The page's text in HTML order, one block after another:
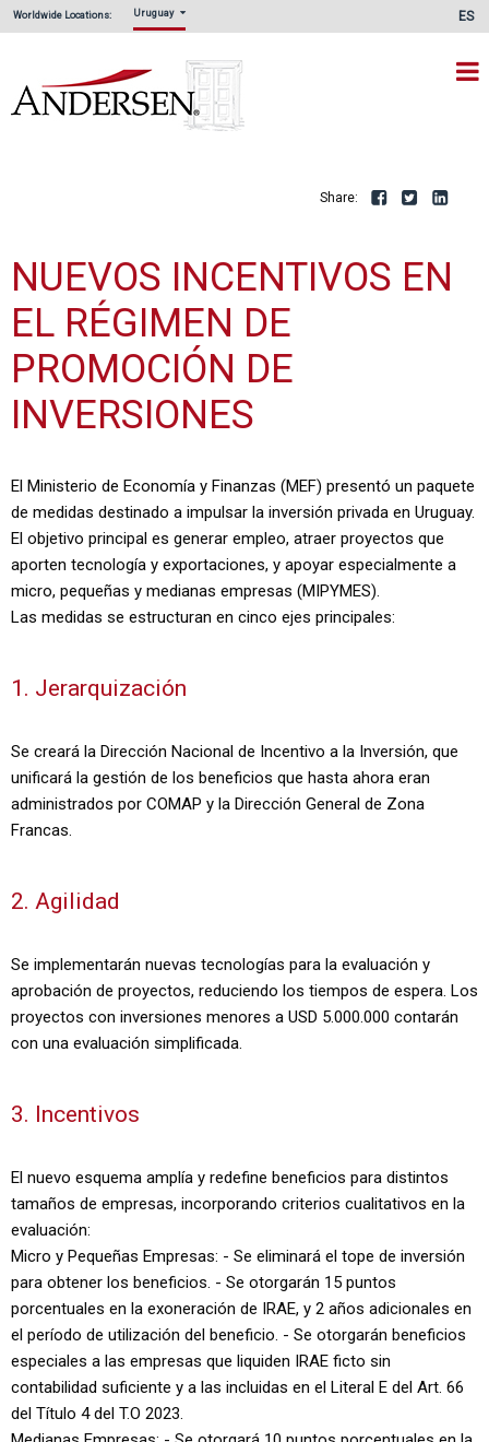
Worldwide Locations: Uruguay ES
Share:
NUEVOS INCENTIVOS EN
EL RÉGIMEN DE
PROMOCIÓN DE
INVERSIONES
El Ministerio de Economía y Finanzas (MEF) presentó un paquete
de medidas destinado a impulsar la inversión privada en Uruguay.
El objetivo principal es generar empleo, atraer proyectos que
aporten tecnología y exportaciones, y apoyar especialmente a
micro, pequeñas y medianas empresas (MIPYMES).
Las medidas se estructuran en cinco ejes principales:
1. Jerarquización
Se creará la Dirección Nacional de Incentivo a la Inversión, que
unificará la gestión de los beneficios que hasta ahora eran
administrados por COMAP y la Dirección General de Zona
Francas.
2. Agilidad
Se implementarán nuevas tecnologías para la evaluación y
aprobación de proyectos, reduciendo los tiempos de espera. Los
proyectos con inversiones menores a USD 5.000.000 contarán
con una evaluación simplificada.
3. Incentivos
El nuevo esquema amplía y redefine beneficios para distintos
tamaños de empresas, incorporando criterios cualitativos en la
evaluación:
Micro y Pequeñas Empresas: - Se eliminará el tope de inversión
para obtener los beneficios. - Se otorgarán 15 puntos
porcentuales en la exoneración de IRAE, y 2 años adicionales en
el período de utilización del beneficio. - Se otorgarán beneficios
especiales a las empresas que liquiden IRAE ficto sin
contabilidad suficiente y a las incluidas en el Literal E del Art. 66
del Título 4 del T.O 2023.